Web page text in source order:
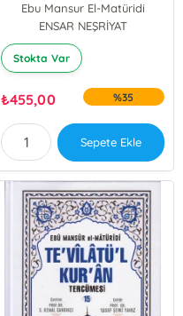
Ebu Mansur El-Matüridi
ENSAR NEŞRİYAT
Stokta Var
₺455,00 %35
Sepete Ekle